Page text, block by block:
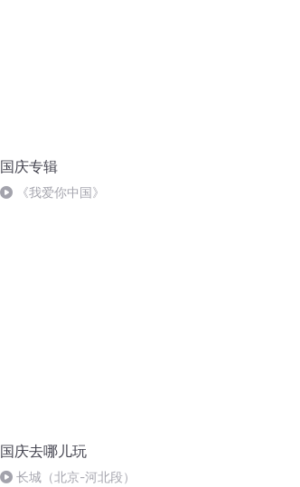
国庆专辑
《我爱你中国》
国庆去哪儿玩
长城（北京-河北段）